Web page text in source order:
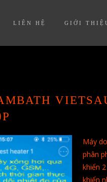
LIÊN HỆ GIỚI
Máy
phân
khiển
khiển